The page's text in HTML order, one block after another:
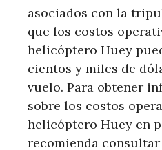
asociados con la
que los costos
helicóptero Huey
cientos y miles de
vuelo. Para obtener
sobre los costos
helicóptero Huey en
recomienda